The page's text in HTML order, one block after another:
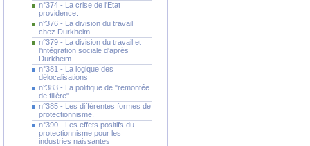
n°374 - La crise de l'Etat
providence.
n°376 - La division du travail
chez Durkheim.
n°379 - La division du travail et
l'intégration sociale d'après
Durkheim.
n°381 - La logique des
délocalisations
n°383 - La politique de "remontée
de filière"
n°385 - Les différentes formes de
protectionnisme.
n°390 - Les effets positifs du
protectionnisme pour les
industries naissantes